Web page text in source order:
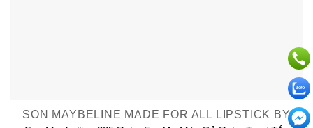
SON MAYBELINE MADE FOR ALL LIPSTICK BY